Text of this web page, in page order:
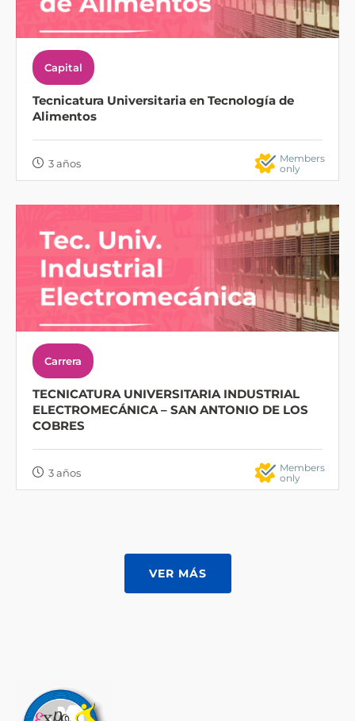
Capital
Tecnicatura Universitaria en Tecnología de
Alimentos
3 años
Members
only
Carrera
TECNICATURA UNIVERSITARIA INDUSTRIAL
ELECTROMECÁNICA – SAN ANTONIO DE LOS
COBRES
3 años
Members
only
VER MÁS